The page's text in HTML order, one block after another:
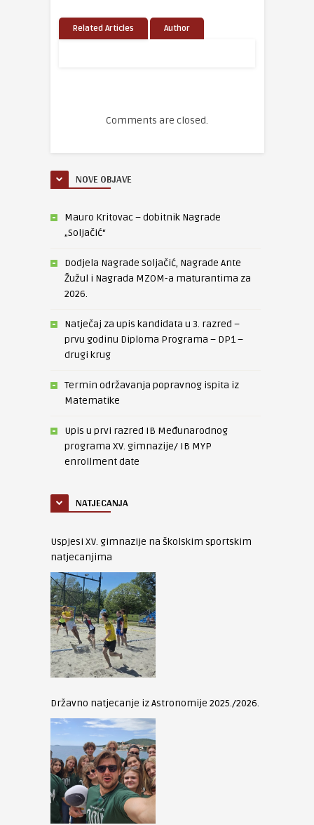
Related Articles Author
Comments are closed.
NOVE OBJAVE
Mauro Kritovac – dobitnik Nagrade
„Soljačić“
Dodjela Nagrade Soljačić, Nagrade Ante
Žužul i Nagrada MZOM-a maturantima za
2026.
Natječaj za upis kandidata u 3. razred –
prvu godinu Diploma Programa – DP1 –
drugi krug
Termin održavanja popravnog ispita iz
Matematike
Upis u prvi razred IB Međunarodnog
programa XV. gimnazije/ IB MYP
enrollment date
NATJECANJA
Uspjesi XV. gimnazije na školskim sportskim
natjecanjima
Državno natjecanje iz Astronomije 2025./2026.